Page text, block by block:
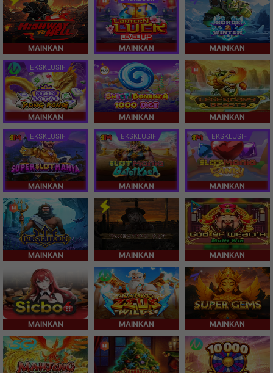
MAINKAN MAINKAN MAINKAN
EKSKLUSIF
MAINKAN MAINKAN MAINKAN
EKSKLUSIF
MAINKAN
EKSKLUSIF
MAINKAN
EKSKLUSIF
MAINKAN
MAINKAN MAINKAN MAINKAN
MAINKAN MAINKAN MAINKAN